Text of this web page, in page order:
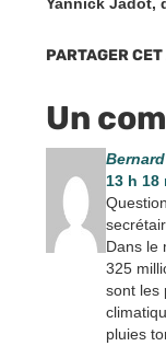
Yannick Jadot,
PARTAGER
Un
13 h 18
Dans le
325
sont les
pluies